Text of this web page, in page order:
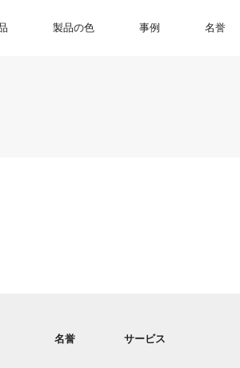
製品の色
事例
名誉
名誉 サービス